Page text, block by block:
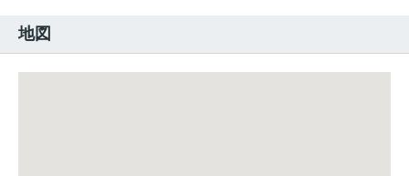
地図